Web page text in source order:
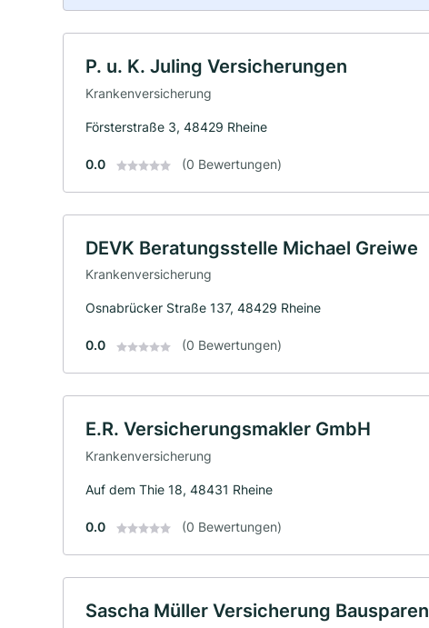
P. u. K. Juling Versicherungen
Krankenversicherung
Försterstraße 3, 48429 Rheine
0.0 (0 Bewertungen)
DEVK Beratungsstelle Michael Greiwe
Krankenversicherung
Osnabrücker Straße 137, 48429 Rheine
0.0 (0 Bewertungen)
E.R. Versicherungsmakler GmbH
Krankenversicherung
Auf dem Thie 18, 48431 Rheine
0.0 (0 Bewertungen)
Sascha Müller Versicherung Bausparen